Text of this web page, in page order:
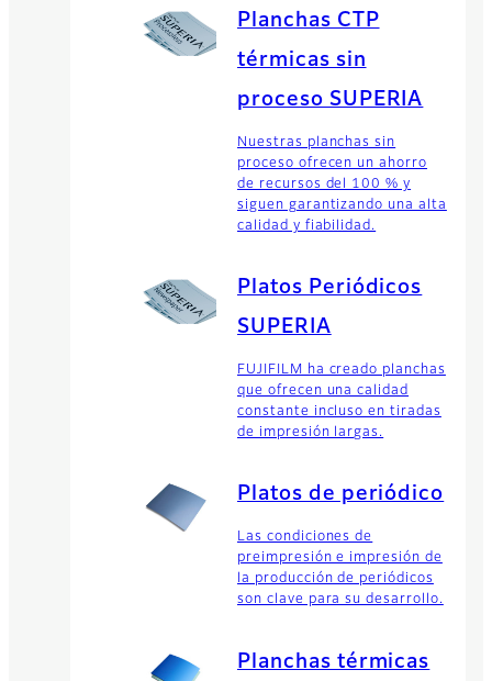
Planchas CTP
térmicas sin
proceso SUPERIA
Nuestras planchas sin
proceso ofrecen un ahorro
de recursos del 100 % y
siguen garantizando una alta
calidad y fiabilidad.
Platos Periódicos
SUPERIA
FUJIFILM ha creado planchas
que ofrecen una calidad
constante incluso en tiradas
de impresión largas.
Platos de periódico
Las condiciones de
preimpresión e impresión de
la producción de periódicos
son clave para su desarrollo.
Planchas térmicas